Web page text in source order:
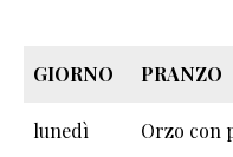
GIORNO PRANZO
lunedì Orzo con